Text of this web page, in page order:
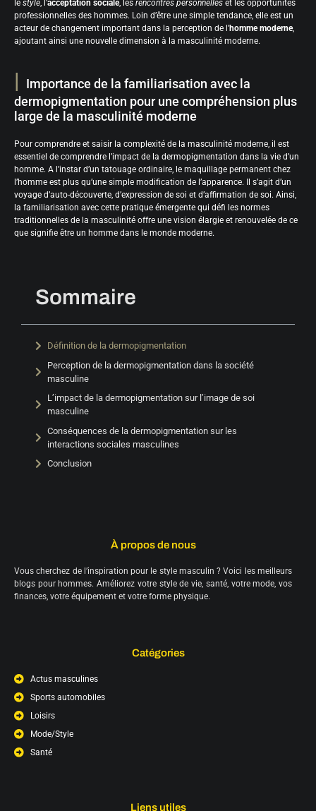
le style, l’acceptation sociale, les rencontres personnelles et les opportunités
professionnelles des hommes. Loin d’être une simple tendance, elle est un
acteur de changement important dans la perception de l’homme moderne,
ajoutant ainsi une nouvelle dimension à la masculinité moderne.
Importance de la familiarisation avec la
dermopigmentation pour une compréhension plus
large de la masculinité moderne
Pour comprendre et saisir la complexité de la masculinité moderne, il est
essentiel de comprendre l’impact de la dermopigmentation dans la vie d’un
homme. A l’instar d’un tatouage ordinaire, le maquillage permanent chez
l’homme est plus qu’une simple modification de l’apparence. Il s’agit d’un
voyage d’auto-découverte, d’expression de soi et d’affirmation de soi. Ainsi,
la familiarisation avec cette pratique émergente qui défi les normes
traditionnelles de la masculinité offre une vision élargie et renouvelée de ce
que signifie être un homme dans le monde moderne.
Sommaire
Définition de la dermopigmentation
Perception de la dermopigmentation dans la société
masculine
L’impact de la dermopigmentation sur l’image de soi
masculine
Conséquences de la dermopigmentation sur les
interactions sociales masculines
Conclusion
À propos de nous
Vous cherchez de l’inspiration pour le style masculin ? Voici les meilleurs
blogs pour hommes. Améliorez votre style de vie, santé, votre mode, vos
finances, votre équipement et votre forme physique.
Catégories
Actus masculines
Sports automobiles
Loisirs
Mode/Style
Santé
Liens utiles